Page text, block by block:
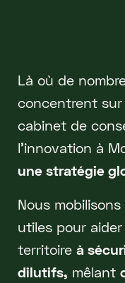
Là où de
concentrent sur
cabinet de
l’innovation à
une stratégie
Nous
utiles pour
territoire à
dilutifs, mêlant